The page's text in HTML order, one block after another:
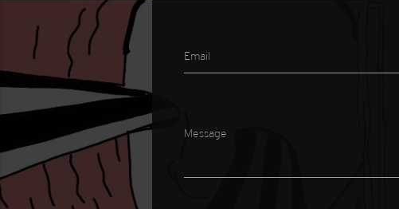
Email
Message